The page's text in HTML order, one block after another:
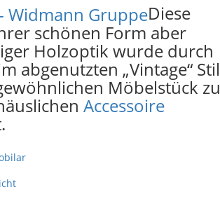
Diese
schönen Form aber
Holzoptik wurde durch
abgenutzten „Vintage“ Stil
Möbelstück zu
Accessoire